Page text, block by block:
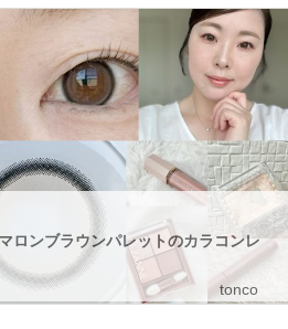
ロンブラウンパレットのカラコンレ
tonco